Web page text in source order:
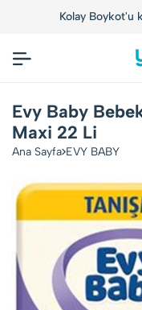
Kolay Boykot'u
Evy Baby
Maxi 22 Li
Ana Sayfa EVY BABY